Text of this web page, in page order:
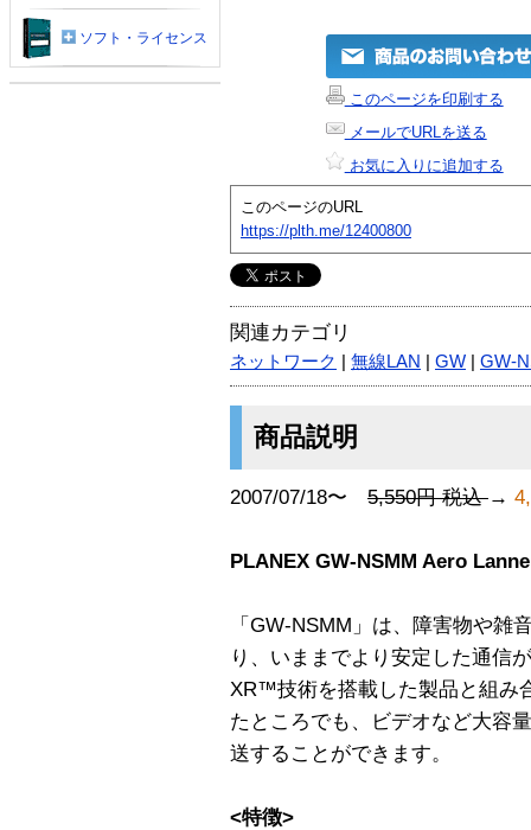
このページを印刷する
メールでURLを送る
お気に入りに追加する
このページのURL
https://plth.me/12400800
関連カテゴリ
ネットワーク 無線LAN GW GW-
商品説明
2007/07/18〜 5,550円 税込→
PLANEX GW-NSMM Aero
「GW-NSMM」は、障害物や
り、いままでより安定した通信
XR™技術を搭載した製品と組み
たところでも、ビデオなど大容
送することができます。
<特徴>
ソフト・ライセンス